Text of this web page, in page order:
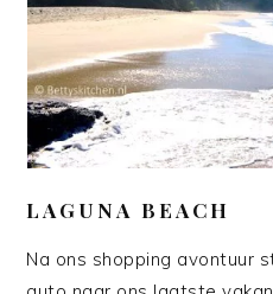
LAGUNA BEACH
Na ons shopping avontuur